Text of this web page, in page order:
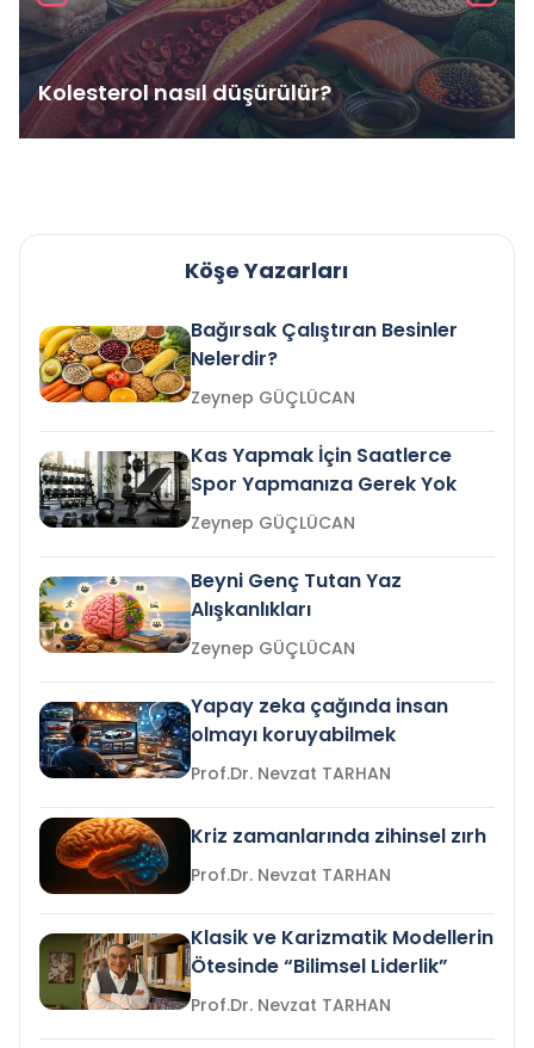
Kolesterol nasıl düşürülür?
Köşe Yazarları
Bağırsak Çalıştıran Besinler
Nelerdir?
Zeynep GÜÇLÜCAN
Kas Yapmak İçin Saatlerce
Spor Yapmanıza Gerek Yok
Zeynep GÜÇLÜCAN
Beyni Genç Tutan Yaz
Alışkanlıkları
Zeynep GÜÇLÜCAN
Yapay zeka çağında insan
olmayı koruyabilmek
Prof.Dr. Nevzat TARHAN
Kriz zamanlarında zihinsel zırh
Prof.Dr. Nevzat TARHAN
Klasik ve Karizmatik Modellerin
Ötesinde “Bilimsel Liderlik”
Prof.Dr. Nevzat TARHAN